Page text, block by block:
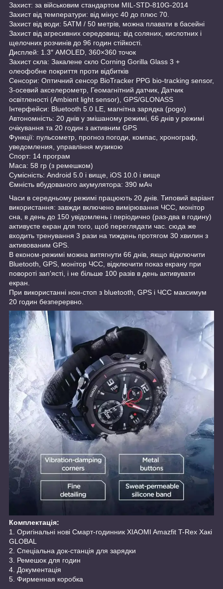
Захист: за військовим стандартом MIL-STD-810G-2014
Захист від температури: від мінус 40 до плюс 70.
Захист від води: 5ATM / 50 метрів, можна плавати в басейні
Захист від агресивних середовищ: від соляних, кислотних і
щелочних розчинів до 96 годин стійкості.
Дисплей: 1.3″ AMOLED, 360×360 точок
Захист скла: Закалене скло Corning Gorilla Glass 3 +
олеофобне покриття проти відбитків
Сенсори: Оптичний сенсор BioTracker PPG bio-tracking sensor,
3-осевий акселерометр, Геомагнітний датчик, Датчик
освітленості (Ambient light sensor), GPS/GLONASS
Інтерфейси: Bluetooth 5.0 LE, магнітна зарядка (pogo)
Автономність: 20 днів у змішаному режимі, 66 днів у режимі
очікування та 20 годин з активним GPS
Функції: пульсометр, прогноз погоди, компас, хронограф,
уведомления, управління музикою
Спорт: 14 програм
Маса: 58 гр (з ремешком)
Сумісність: Android 5.0 і вище, iOS 10.0 і вище
Ємність вбудованого акумулятора: 390 мАч
Часи в середньому режимі працюють 20 днів. Типовий варіант
використання: завжди включено вимірювання ЧСС, монітор
сна, в день до 150 увідомлень і періодично (раз-два в годину)
активуєте екран для того, щоб переглядати час. сюда же
входить тренування 3 рази на тиждень протягом 30 хвилин з
активованим GPS.
В економ-режимі можна витягнути 66 днів, якщо відключити
Bluetooth, GPS, монітор ЧСС, відключити показ екрану при
повороті зап'ясті, і не більше 100 разів в день активувати
екран.
При використанні нон-стоп з bluetooth, GPS і ЧСС максимум
20 годин безперервно.
Комплектація:
1. Оригінальні нові Смарт-годинник XIAOMI Amazfit T-Rex Хакі
GLOBAL
2. Спеціальна док-станція для зарядки
3. Ремешок для годин
4. Документація
5. Фирменная коробка